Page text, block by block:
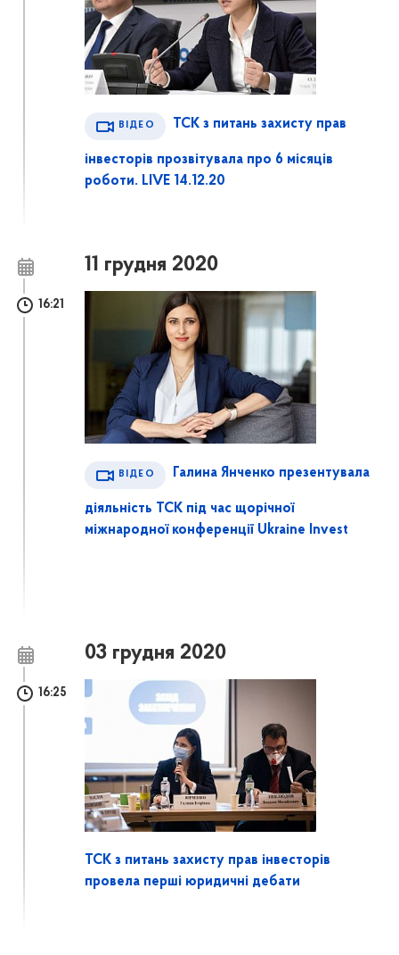
ВІДЕО ТСК з питань захисту прав
інвесторів прозвітувала про 6 місяців
роботи. LIVE 14.12.20
11 грудня 2020
16:21
ВІДЕО Галина Янченко презентувала
діяльність ТСК під час щорічної
міжнародної конференції Ukraine Invest
03 грудня 2020
16:25
ТСК з питань захисту прав інвесторів
провела перші юридичні дебати